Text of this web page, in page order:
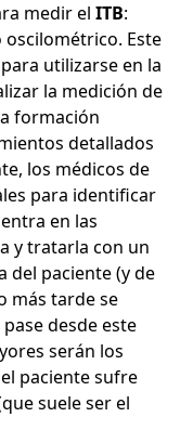
medir el ITB:
Este
utilizarse en la
la medición de
formación
detallados
los médicos de
para identificar
en las
y tratarla con un
del paciente (y de
más tarde se
desde este
serán los
paciente sufre
suele ser el